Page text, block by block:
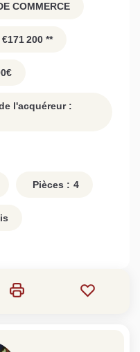
COMMERCE
€171 200 **
€
l'acquéreur :
Pièces : 4